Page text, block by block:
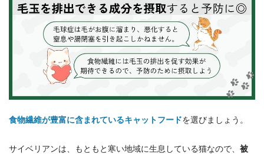
食物繊維が豊富に含まれているキャットフードを選びましょう。
サイベリアンは、もともと寒い地域に生息している猫なので、 被